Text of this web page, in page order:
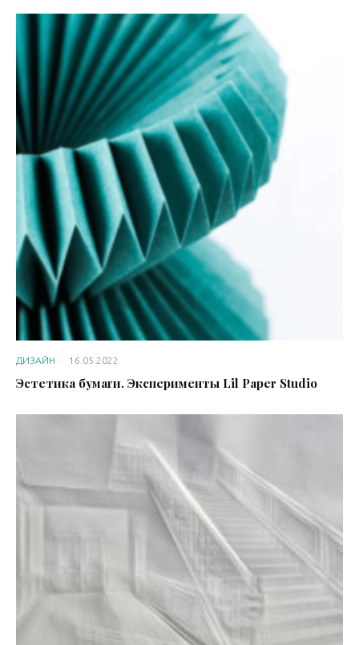
ДИЗАЙН · 16.05.2022
Эстетика бумаги. Эксперименты Lil Paper Studio